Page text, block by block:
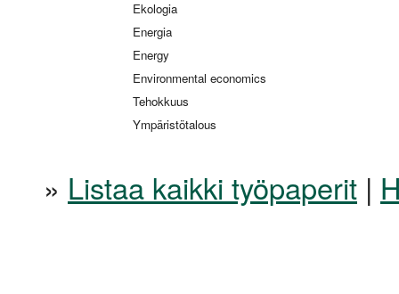
Ekologia
Energia
Energy
Environmental economics
Tehokkuus
Ympäristötalous
» Listaa kaikki työpaperit |